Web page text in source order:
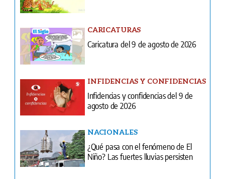
CARICATURAS
Caricatura del 9 de agosto de 2026
INFIDENCIAS Y CONFIDENCIAS
Infidencias y confidencias del 9 de
agosto de 2026
NACIONALES
¿Qué pasa con el fenómeno de El
Niño? Las fuertes lluvias persisten